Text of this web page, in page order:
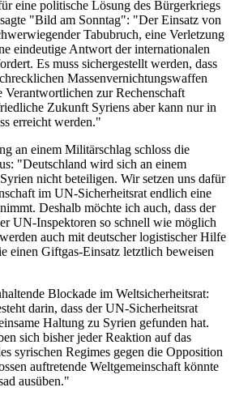
eine politische Lösung des Bürgerkriegs
"Bild am Sonntag": "Der Einsatz von
Tabubruch, eine Verletzung
eindeutige Antwort der internationalen
Es muss sichergestellt werden, dass
Massenvernichtungswaffen
zur Rechenschaft
Zukunft Syriens aber kann nur in
erreicht werden."
an einem Militärschlag schloss die
"Deutschland wird sich an einem
nicht beteiligen. Wir setzen uns dafür
im UN-Sicherheitsrat endlich eine
Deshalb möchte ich auch, dass der
UN-Inspektoren so schnell wie möglich
auch mit deutscher logistischer Hilfe
einen Giftgas-Einsatz letztlich beweisen
Blockade im Weltsicherheitsrat:
darin, dass der UN-Sicherheitsrat
Haltung zu Syrien gefunden hat.
sich bisher jeder Reaktion auf das
syrischen Regimes gegen die Opposition
auftretende Weltgemeinschaft könnte
ausüben."